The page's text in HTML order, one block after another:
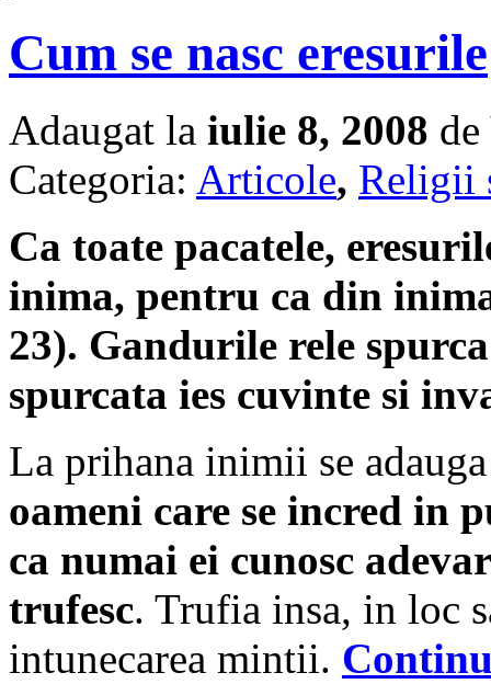
Cum se nasc eresurile
Adaugat la iulie 8, 2008
Categoria: Articole, Religii
Ca toate pacatele,
inima, pentru ca din
23). Gandurile rele
spurcata ies cuvinte si
La prihana inimii se
oameni care se incred in
ca numai ei cunosc
trufesc. Trufia insa, in loc
intunecarea mintii.